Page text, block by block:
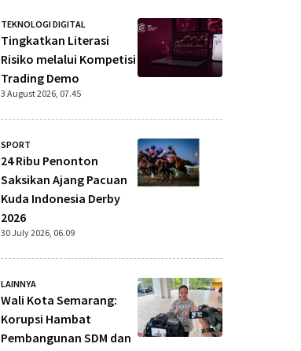
TEKNOLOGI DIGITAL
Tingkatkan Literasi
Risiko melalui Kompetisi
Trading Demo
3 August 2026, 07.45
SPORT
24 Ribu Penonton
Saksikan Ajang Pacuan
Kuda Indonesia Derby
2026
30 July 2026, 06.09
LAINNYA
Wali Kota Semarang:
Korupsi Hambat
Pembangunan SDM dan